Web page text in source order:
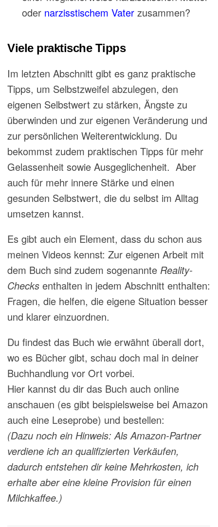
oder narzisstischem Vater zusammen?
Viele praktische Tipps
Im letzten Abschnitt gibt es ganz praktische
Tipps, um Selbstzweifel abzulegen, den
eigenen Selbstwert zu stärken, Ängste zu
überwinden und zur eigenen Veränderung und
zur persönlichen Weiterentwicklung. Du
bekommst zudem praktischen Tipps für mehr
Gelassenheit sowie Ausgeglichenheit. Aber
auch für mehr innere Stärke und einen
gesunden Selbstwert, die du selbst im Alltag
umsetzen kannst.
Es gibt auch ein Element, dass du schon aus
meinen Videos kennst: Zur eigenen Arbeit mit
dem Buch sind zudem sogenannte Reality-
Checks enthalten in jedem Abschnitt enthalten:
Fragen, die helfen, die eigene Situation besser
und klarer einzuordnen.
Du findest das Buch wie erwähnt überall dort,
wo es Bücher gibt, schau doch mal in deiner
Buchhandlung vor Ort vorbei.
Hier kannst du dir das Buch auch online
anschauen (es gibt beispielsweise bei Amazon
auch eine Leseprobe) und bestellen:
(Dazu noch ein Hinweis: Als Amazon-Partner
verdiene ich an qualifizierten Verkäufen,
dadurch entstehen dir keine Mehrkosten, ich
erhalte aber eine kleine Provision für einen
Milchkaffee.)